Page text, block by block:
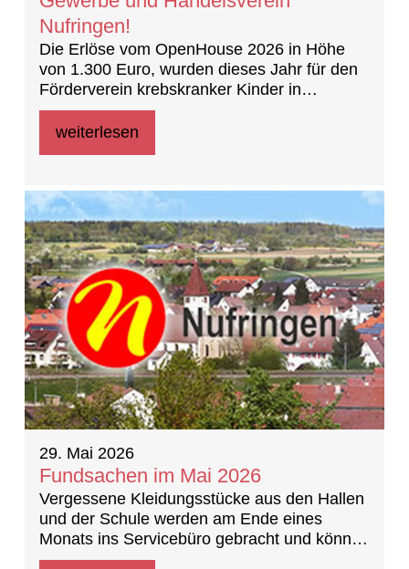
Nufringen!
Die Erlöse vom OpenHouse 2026 in Höhe
von 1.300 Euro, wurden dieses Jahr für den
Förderverein krebskranker Kinder in
Tübingen gespendet
weiterlesen
29. Mai 2026
Fundsachen im Mai 2026
Vergessene Kleidungsstücke aus den Hallen
und der Schule werden am Ende eines
Monats ins Servicebüro gebracht und können
dort ebenfalls abgeholt werden.